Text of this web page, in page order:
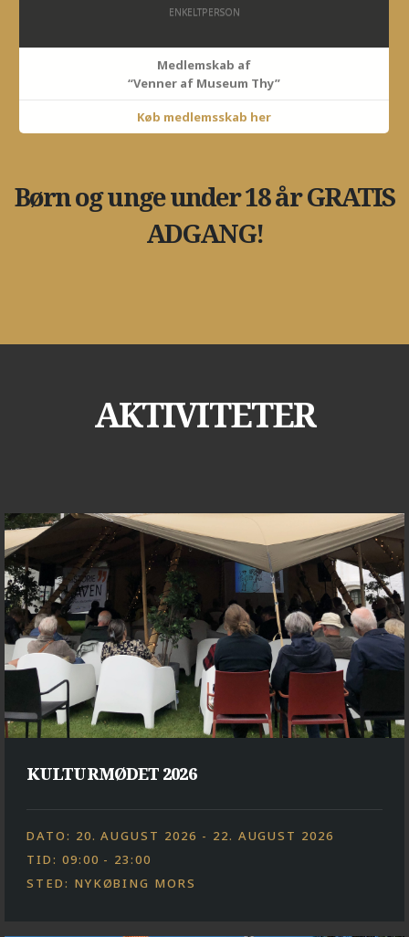
ENKELTPERSON
Medlemskab af
“Venner af Museum Thy”
Køb medlemsskab her
Børn og unge under 18 år GRATIS
ADGANG!
AKTIVITETER
KULTURMØDET 2026
DATO: 20. AUGUST 2026 - 22. AUGUST 2026
TID: 09:00 - 23:00
STED: NYKØBING MORS